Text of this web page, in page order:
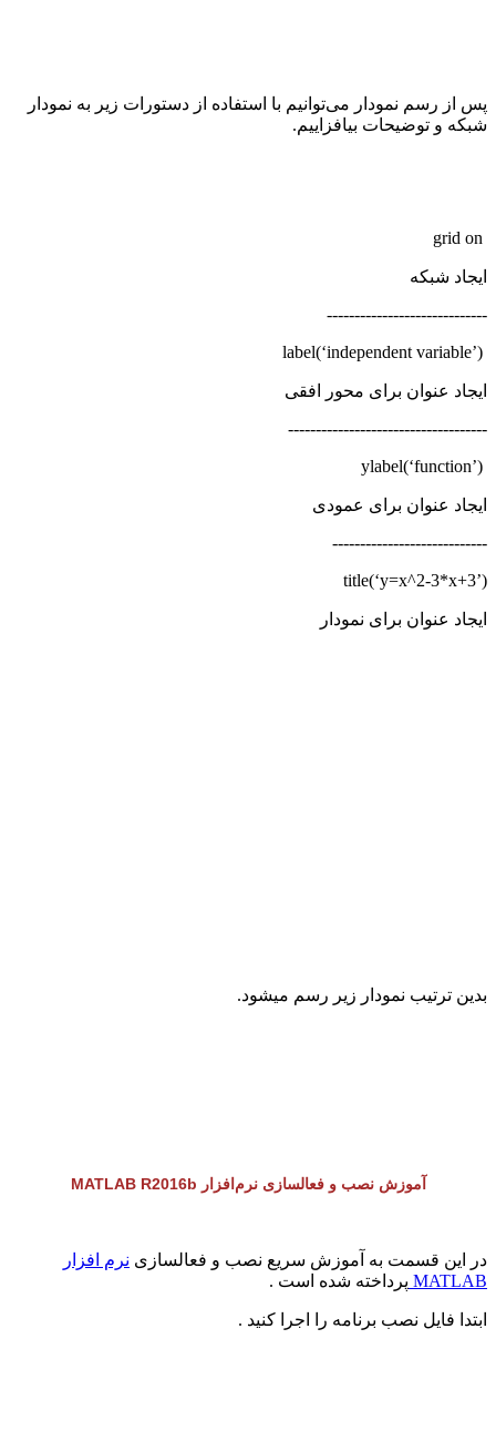
پس از رسم نمودار می‌توانیم با استفاده از دستورات زیر به نمودار
شبکه و توضیحات بیافزاییم.
grid on
ایجاد شبکه
-----------------------------
label(‘independent variable’)
ایجاد عنوان برای محور افقی
------------------------------------
ylabel(‘function’)
ایجاد عنوان برای عمودی
----------------------------
title(‘y=x^2-3*x+3’)
ایجاد عنوان برای نمودار
بدین ترتیب نمودار زیر رسم میشود.
آموزش نصب و فعالسازی نرم‌افزار MATLAB R2016b
در این قسمت به آموزش سریع نصب و فعالسازی نرم‌ افزار
MATLAB پرداخته شده است .
ابتدا فایل نصب برنامه را اجرا کنید .